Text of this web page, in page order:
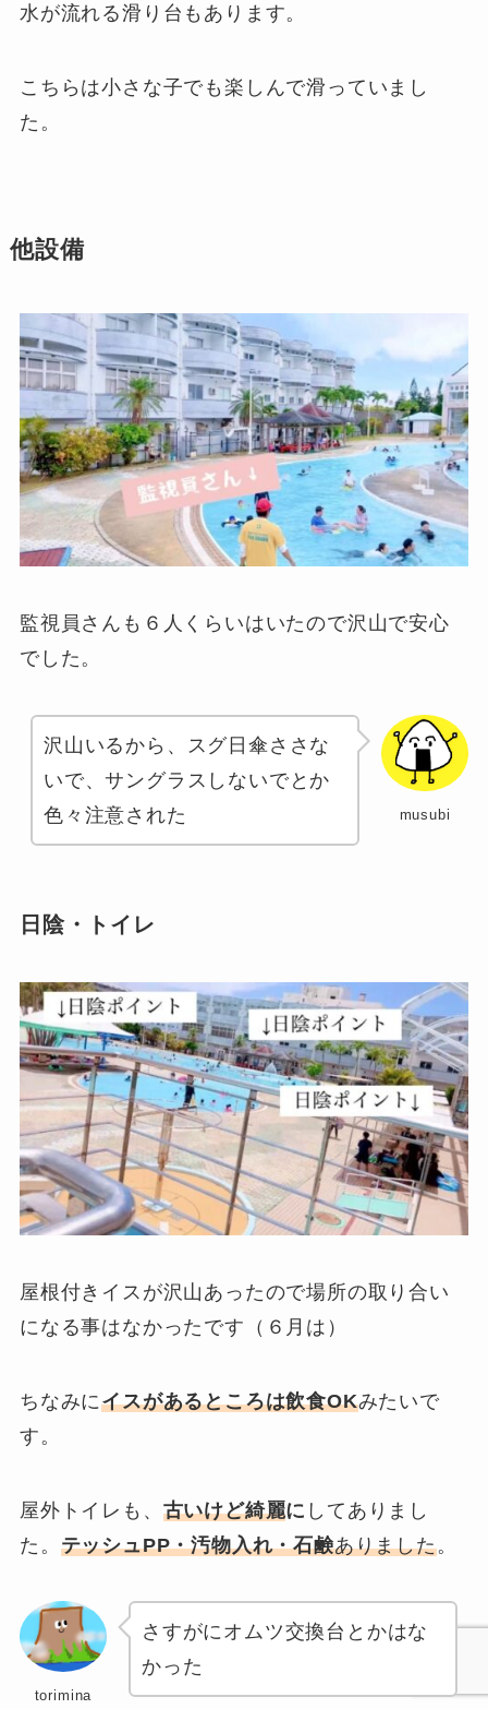
水が流れる滑り台もあります。
こちらは小さな子でも楽しんで滑っていまし
た。
他設備
監視員さんも６人くらいはいたので沢山で安心
でした。
musubi
沢山いるから、スグ日傘ささな
いで、サングラスしないでとか
色々注意された
日陰・トイレ
屋根付きイスが沢山あったので場所の取り合い
になる事はなかったです（６月は）
ちなみにイスがあるところは飲食OKみたいで
す。
屋外トイレも、 古いけど綺麗に してありまし
た。 テッシュPP・汚物入れ・石鹸ありました。
torimina
さすがにオムツ交換台とかはな
かった